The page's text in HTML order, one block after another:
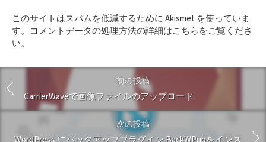
す
る
このサイトはスパムを低減するために Akismet を使っていま
す。
コメントデータの処理方法の詳細はこちらをご覧くださ
い。
前の投稿
CarrierWaveで画像ファイルのアップロード
次の投稿
WordPress にバックアッププラグイン BackWPupをインス